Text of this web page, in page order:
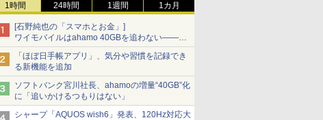
1時間 24時間 1週間 1カ月
[石野純也の「スマホとお金」]
ワイモバイルはahamo 40GBを追わない――単
身向け「超おトク割」の安さと1年限定の注意
「ほぼ日手帳アプリ」、気分や習慣を記録でき
る新機能を追加
ソフトバンク宮川社長、ahamoの増量“40GB”化
に「追いかけるつもりはない」
シャープ「AQUOS wish6」発表、120Hz対応大